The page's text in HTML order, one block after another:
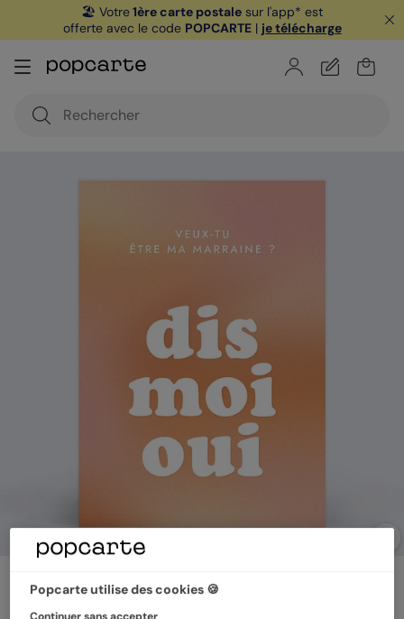
🏖️ Votre1ère carte postale sur l'app* est
offerte avec le code POPCARTE| je télécharge
Dis-Moi Oui
Popcarte utilise des cookies 🍪